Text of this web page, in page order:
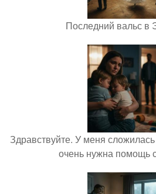
Последний вальс в
Здравствуйте. У меня
очень нужна помощь